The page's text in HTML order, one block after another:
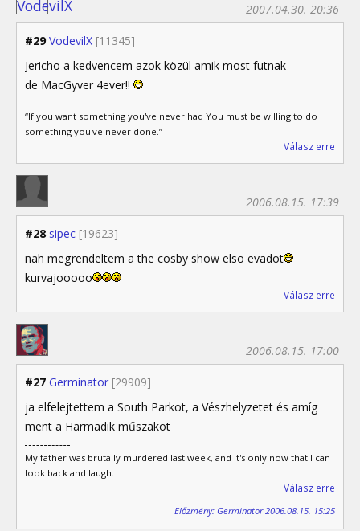
#29 VodevilX [11345]
2007.04.30. 20:36
Jericho a kedvencem azok közül amik most futnak
de MacGyver 4ever!!
“If you want something you've never had You must be willing to do
something you've never done.”
Válasz erre
#28 sipec [19623]
2006.08.15. 17:39
nah megrendeltem a the cosby show elso evadot
kurvajooooo
Válasz erre
#27 Germinator [29909]
2006.08.15. 17:00
ja elfelejtettem a South Parkot, a Vészhelyzetet és amíg
ment a Harmadik műszakot
My father was brutally murdered last week, and it's only now that I can
look back and laugh.
Válasz erre
Előzmény: Germinator 2006.08.15. 15:25